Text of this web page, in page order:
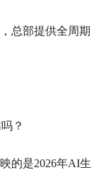
总部提供全周期
？
的是2026年AI生